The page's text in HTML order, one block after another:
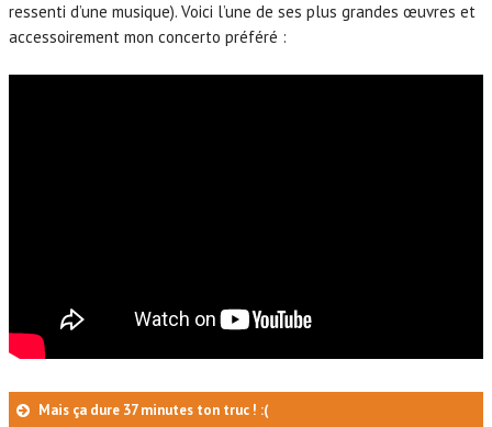
ressenti d’une musique). Voici l’une de ses plus grandes œuvres et
accessoirement mon concerto préféré :
Mais ça dure 37 minutes ton truc ! :(